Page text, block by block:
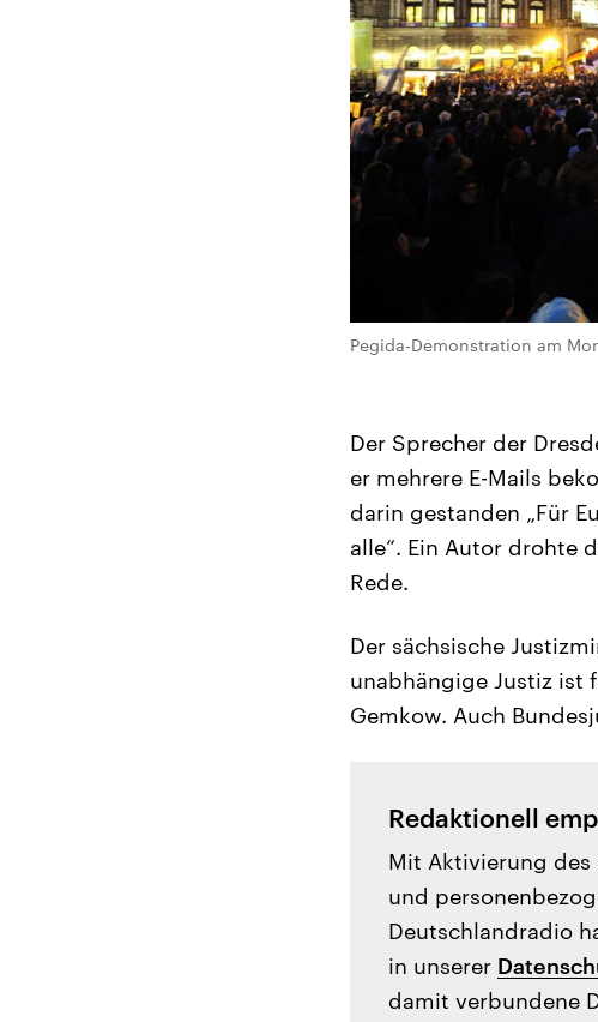
Pegida-Demonstration am
Der Sprecher der
er mehrere E-Mails
darin gestanden „Für
alle“. Ein Autor drohte
Rede.
Der sächsische
unabhängige Justiz ist
Gemkow. Auch
Redaktionell
Mit Aktivierung des
und
Deutschlandradio
in unserer
damit verbundene